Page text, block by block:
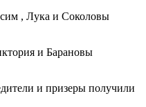
, Лука и Соколовы
и Барановы
и призеры получили